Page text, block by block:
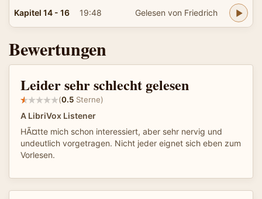
Kapitel 14 - 16 19:48 Gelesen von Friedrich
Bewertungen
Leider sehr schlecht gelesen
(0.5 Sterne)
A LibriVox Listener
HÃ¤tte mich schon interessiert, aber sehr nervig und
undeutlich vorgetragen. Nicht jeder eignet sich eben zum
Vorlesen.